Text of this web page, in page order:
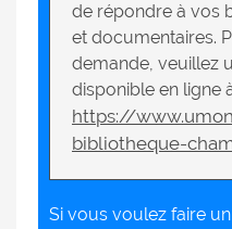
de répondre à vos
et documentaires.
demande, veuillez
disponible en ligne
https://
bibliotheque-
Si vous voulez faire